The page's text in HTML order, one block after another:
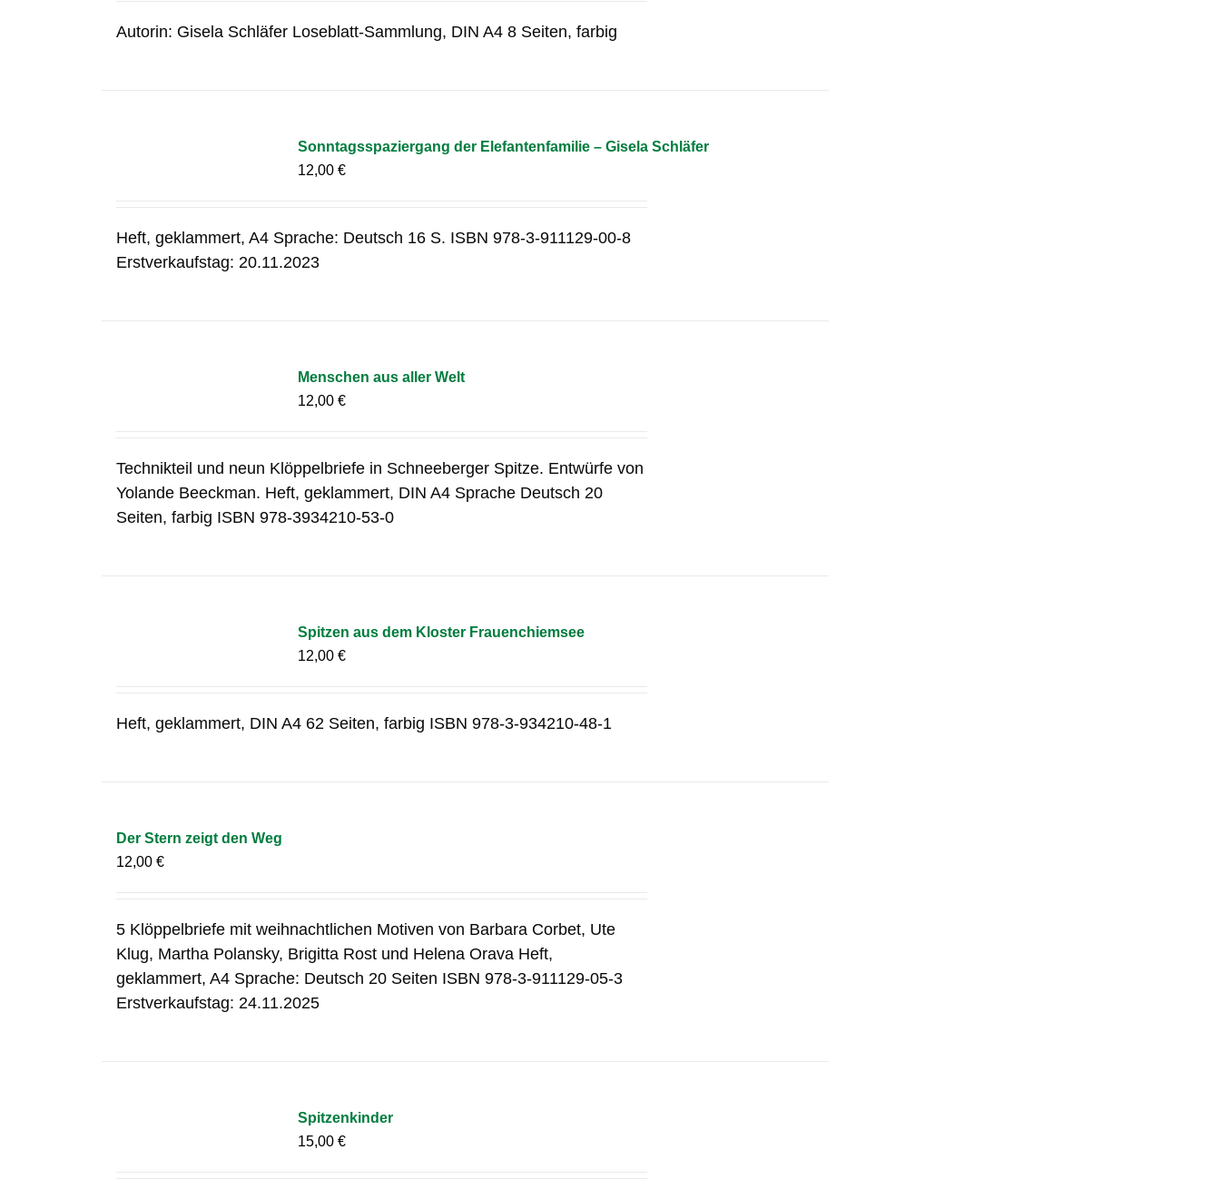
Autorin: Gisela Schläfer Loseblatt-Sammlung, DIN A4 8 Seiten, farbig
Sonntagsspaziergang der Elefantenfamilie – Gisela Schläfer
12,00€
Heft, geklammert, A4 Sprache: Deutsch 16 S. ISBN 978-3-911129-00-8
Erstverkaufstag: 20.11.2023
Menschen aus aller Welt
12,00€
Technikteil und neun Klöppelbriefe in Schneeberger Spitze. Entwürfe von
Yolande Beeckman. Heft, geklammert, DIN A4 Sprache Deutsch 20
Seiten, farbig ISBN 978-3934210-53-0
Spitzen aus dem Kloster Frauenchiemsee
12,00€
Heft, geklammert, DIN A4 62 Seiten, farbig ISBN 978-3-934210-48-1
Der Stern zeigt den Weg
12,00€
5 Klöppelbriefe mit weihnachtlichen Motiven von Barbara Corbet, Ute
Klug, Martha Polansky, Brigitta Rost und Helena Orava Heft,
geklammert, A4 Sprache: Deutsch 20 Seiten ISBN 978-3-911129-05-3
Erstverkaufstag: 24.11.2025
Spitzenkinder
15,00€